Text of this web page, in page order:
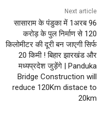
Next article
सासाराम के पंडुका में 1अरब 96
करोड़ के पुल निर्माण से 120
किलोमीटर की दूरी बन जाएगी सिर्फ
20 किमी ! बिहार झारखंड और
मध्यप्रदेश जुड़ेंगे | Panduka
Bridge Construction will
reduce 120Km distace to
20km